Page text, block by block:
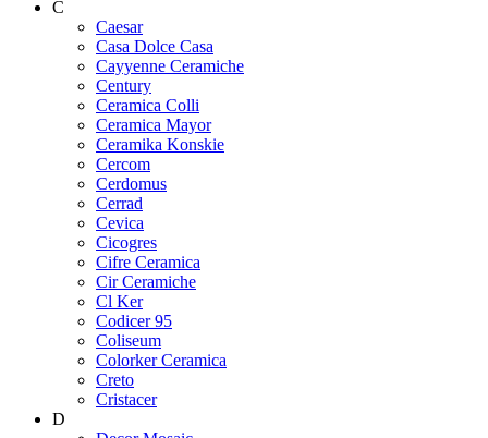
C
Caesar
Casa Dolce Casa
Cayyenne Ceramiche
Century
Ceramica Colli
Ceramica Mayor
Ceramika Konskie
Cercom
Cerdomus
Cerrad
Cevica
Cicogres
Cifre Ceramica
Cir Ceramiche
Cl Ker
Codicer 95
Coliseum
Colorker Ceramica
Creto
Cristacer
D